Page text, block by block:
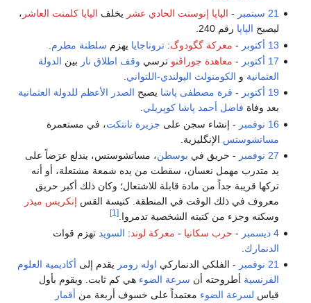
21 سبتمبر
- الپاپا إنوسنت الحادي عشر يخلف الپاپا كلمنت العاشر ،
ليصبح الپاپا رقم 240.
13 أكتوبر
- معركة گگودوگ:تروناجايا يهزم سلطنة مطرم
17 أكتوبر
- معاهدة جوراڤنو ترسي وقف اطلاق نار بين الدولة
العثمانية و الكومنولث الپولندي-اللتواني
19 أكتوبر
- قرة مصطفى پاشا يصبح الصدر الأعظم للدولة العثمانية
بعد وفاة فاضل أحمد پاشا كوپريلي.
16 نوفمبر
- إنشاء سجن على جزيرة نانتكت، في مستعمرة
مساتشوستس الإنگليزية.
27 نوفمبر
- حريق في بوسطن، مساتشوستس، يندلع عرَضاً على
يد متدرب مهمل نعسان، سقطت من يده شمعة مشتعلة، أو أنه
تركها قريبة جداً من مادة قابلة للاشتعال؛ وكان ذلك أكبر حريق
معروف في ذلك الوقت في المنطقة. كنيسة القس إنكريس ميذر
وسكنه وجزء من كتبته الشخصية تدمروا.[1]
4 ديسمبر - حرب سكانيا - معركة لوند: السويد تهزم قوات
الدنمارك
21 نوفمبر
- الفلكي الدنماركي اوله رومر يقدم إلى أكاديمية العلوم
الفرنسية أطروحته أن سرعة الضوء هي كم ثابت. ويقوم بأول
قياس لسرعة الضوء معتمداً على خسوف أربعة من أقمار